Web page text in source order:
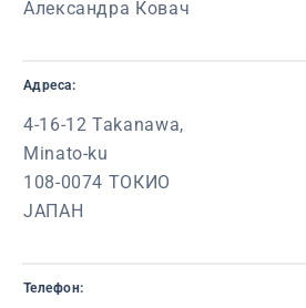
Александра Ковач
Адреса:
4-16-12 Takanawa,
Minato-ku
108-0074 ТОКИО
ЈАПАН
Телефон: